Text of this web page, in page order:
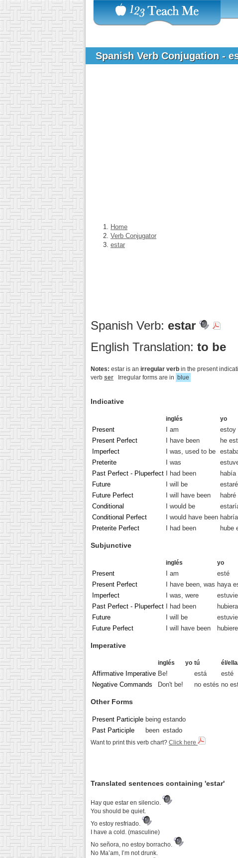
Spanish Verb Conjugation -
Home
Verb Conjugator
estar
Spanish Verb: estar
English Translation: to be
Notes: estar is an irregular verb in the present
verb ser Irregular forms are in blue
Indicative
inglés yo
Present I am estoy
Present Perfect
I have been he
Imperfect
I was, used to be
Preterite
I was
Past Perfect - Pluperfect
I had been había
Future
I will be estaré
Future Perfect
I will have been
Conditional
I would be
Conditional Perfect
I would have been
Preterite Perfect
I had been hube
Subjunctive
inglés yo
Present I am esté
Present Perfect
I have been, was haya
Imperfect
I was, were
Past Perfect - Pluperfect
I had been
Future
I will be
Future Perfect
I will have been
Imperative
inglés yo tú él/
Affirmative Imperative Be! está esté
Negative Commands
Don't be! no estés no
Other Forms
Present Participle being estando
Past Participle
been estado
Want to print this verb chart? Click here
Translated sentences containing 'estar'
Hay que estar en silencio.
You should be quiet.
Yo estoy resfriado.
I have a cold. (masculine)
No señora, no estoy borracho.
No Ma’am, I’m not drunk.